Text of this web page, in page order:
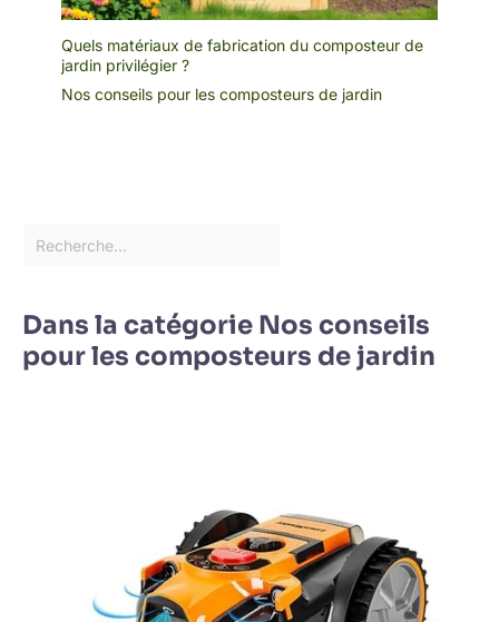
Quels matériaux de fabrication du composteur de
jardin privilégier ?
Nos conseils pour les composteurs de jardin
Dans la catégorie Nos conseils
pour les composteurs de jardin